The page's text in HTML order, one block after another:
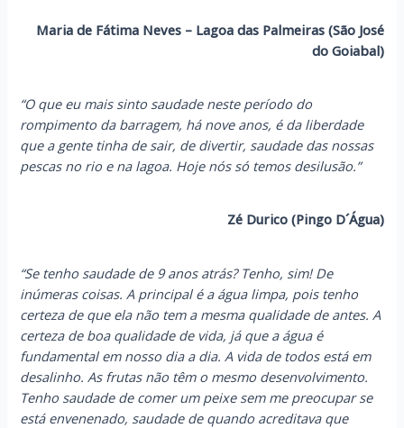
Maria de Fátima Neves – Lagoa das Palmeiras (São José
do Goiabal)
“O que eu mais sinto saudade neste período do
rompimento da barragem, há nove anos, é da liberdade
que a gente tinha de sair, de divertir, saudade das nossas
pescas no rio e na lagoa. Hoje nós só temos desilusão.”
Zé Durico (Pingo D´Água)
“Se tenho saudade de 9 anos atrás? Tenho, sim! De
inúmeras coisas. A principal é a água limpa, pois tenho
certeza de que ela não tem a mesma qualidade de antes. A
certeza de boa qualidade de vida, já que a água é
fundamental em nosso dia a dia. A vida de todos está em
desalinho. As frutas não têm o mesmo desenvolvimento.
Tenho saudade de comer um peixe sem me preocupar se
está envenenado, saudade de quando acreditava que